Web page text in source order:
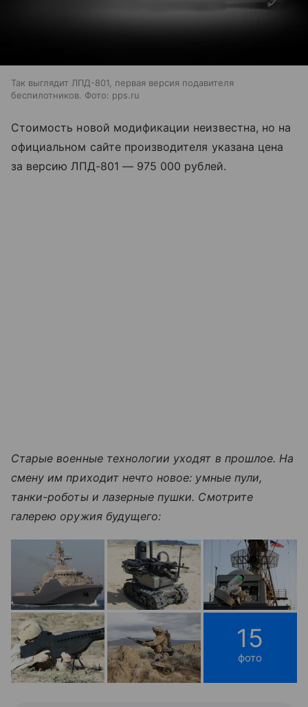
Так выглядит ЛПД-801, первая версия подавителя
беспилотников. Фото: pps.ru
Стоимость новой модификации неизвестна, но на
официальном сайте производителя указана цена
за версию ЛПД-801 — 975 000 рублей.
Старые военные технологии уходят в прошлое. На
смену им приходит нечто новое: умные пули,
танки-роботы и лазерные пушки. Смотрите
галерею оружия будущего:
15
фото